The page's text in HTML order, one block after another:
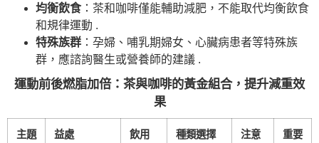
均衡飲食：茶和咖啡僅能輔助減肥，不能取代均衡飲食
和規律運動 .
特殊族群 ：孕婦、哺乳期婦女、心臟病患者等特殊族
群，應諮詢醫生或營養師的建議 .
運動前後燃脂加倍：茶與咖啡的黃金組合，提升減重效
果
主題 益處
飲用
種類選擇
注意
重要